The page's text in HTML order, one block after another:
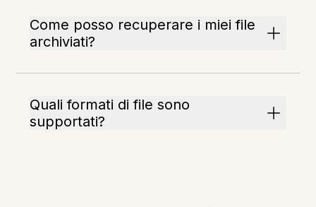
Come posso recuperare i miei file
archiviati?
Quali formati di file sono
supportati?